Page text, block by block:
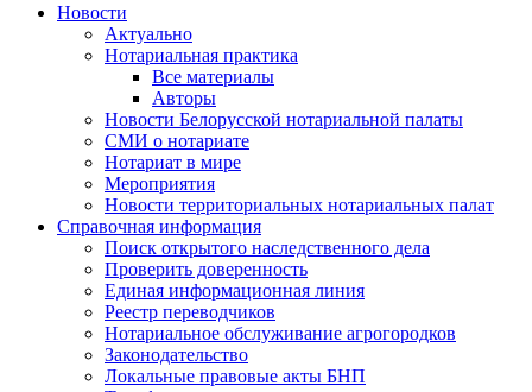
Новости
Актуально
Нотариальная практика
Все материалы
Авторы
Новости Белорусской нотариальной палаты
СМИ о нотариате
Нотариат в мире
Мероприятия
Новости территориальных нотариальных палат
Справочная информация
Поиск открытого наследственного дела
Проверить доверенность
Единая информационная линия
Реестр переводчиков
Нотариальное обслуживание агрогородков
Законодательство
Локальные правовые акты БНП